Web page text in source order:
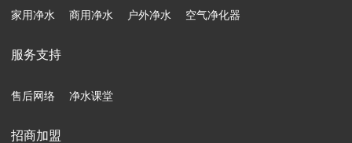
家用净水 商用净水 户外净水 空气净化器
服务支持
售后网络 净水课堂
招商加盟